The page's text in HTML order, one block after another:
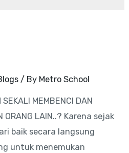
/ By Metro School
MEMBENCI DAN
ORANG LAIN..? Karena sejak
baik secara langsung
untuk menemukan